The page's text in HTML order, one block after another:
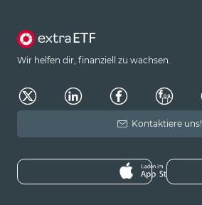
Wir helfen dir, finanziell zu wachsen.
Kontaktiere uns!